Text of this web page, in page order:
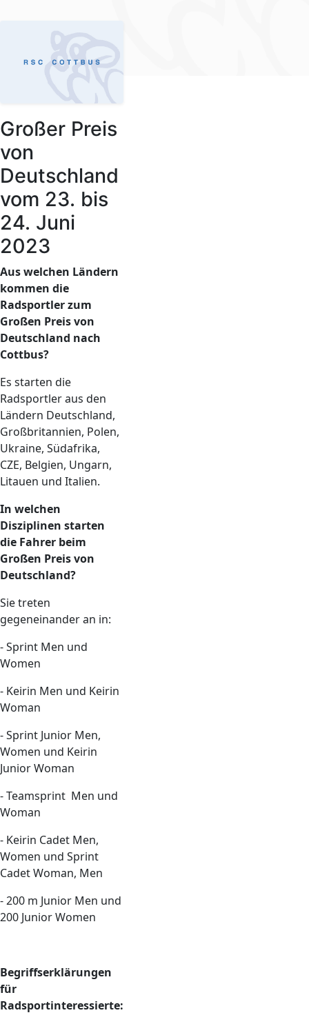
Großer Preis
von
Deutschland
vom 23. bis
24. Juni
2023
Aus welchen Ländern
kommen die
Radsportler zum
Großen Preis von
Deutschland nach
Cottbus?
Es starten die
Radsportler aus den
Ländern Deutschland,
Großbritannien, Polen,
Ukraine, Südafrika,
CZE, Belgien, Ungarn,
Litauen und Italien.
In welchen
Disziplinen starten
die Fahrer beim
Großen Preis von
Deutschland?
Sie treten
gegeneinander an in:
- Sprint Men und
Women
- Keirin Men und Keirin
Woman
- Sprint Junior Men,
Women und Keirin
Junior Woman
- Teamsprint Men und
Woman
- Keirin Cadet Men,
Women und Sprint
Cadet Woman, Men
- 200 m Junior Men und
200 Junior Women
Begriffserklärungen
für
Radsportinteressierte: